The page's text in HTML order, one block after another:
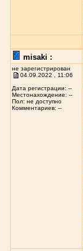
misaki :
не зарегистрирован
04.09.2022 , 11:06
Дата регистрации: --
Местонахождение: --
Пол: не доступно
Комментариев: --